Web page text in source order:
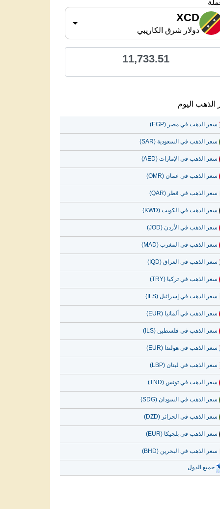
XCD
دولار شرق الكاريبي
11,733.51
اليوم
سعر الذهب في مصر (EGP)
سعر الذهب في السعودية (SAR)
سعر الذهب في الإمارات (AED)
سعر الذهب في عمان (OMR)
سعر الذهب في قطر (QAR)
سعر الذهب في الكويت (KWD)
سعر الذهب في الأردن (JOD)
سعر الذهب في المغرب (MAD)
سعر الذهب في العراق (IQD)
سعر الذهب في تركيا (TRY)
سعر الذهب في إسرائيل (ILS)
سعر الذهب في ألمانيا (EUR)
سعر الذهب في فلسطين (ILS)
سعر الذهب في هولندا (EUR)
سعر الذهب في لبنان (LBP)
سعر الذهب في تونس (TND)
سعر الذهب في السودان (SDG)
سعر الذهب في الجزائر (DZD)
سعر الذهب في بلجيكا (EUR)
سعر الذهب في البحرين (BHD)
جميع الدول